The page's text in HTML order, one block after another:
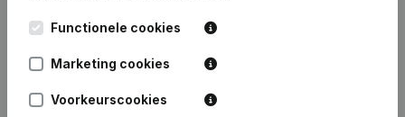
Publicatiesvan Renovatie Jaumain
Functionele cookies
Marketing cookies
Voorkeurscookies